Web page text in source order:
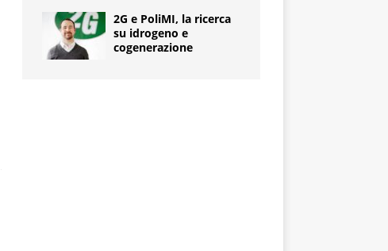
2G e PoliMI, la ricerca
su idrogeno e
cogenerazione